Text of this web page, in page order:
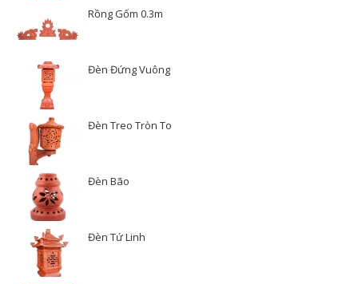
Rồng Gốm 0.3m
Đèn Đứng Vuông
Đèn Treo Tròn To
Đèn Bão
Đèn Tứ Linh